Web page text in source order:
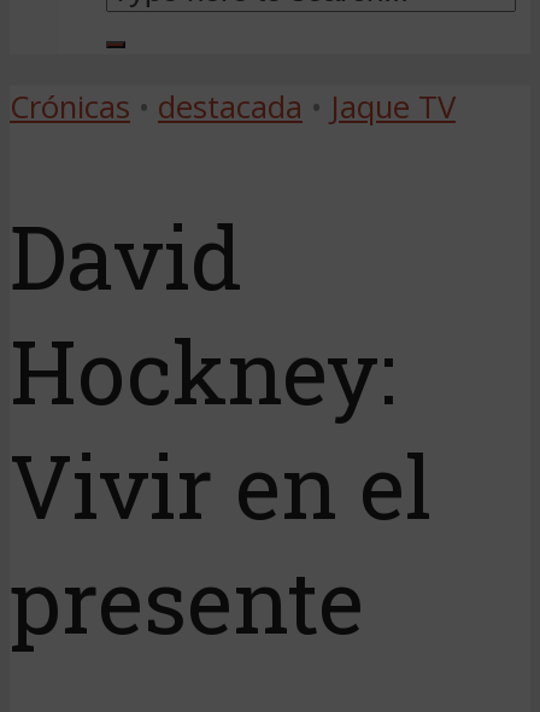
Crónicas • destacada • Jaque TV
David
Hockney:
Vivir en el
presente